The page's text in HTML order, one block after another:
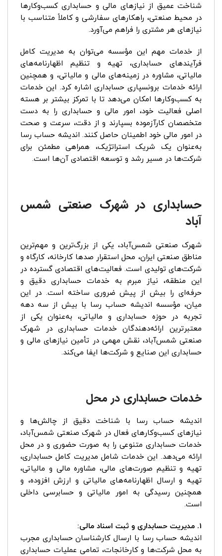
شناخت عمیق از نیازهای مالی و حسابداری کسب‌وکارها
در محیط صنعتی، راهکارهای سفارشی و کاملاً متناسب با
نیازهای هر مشتری را فراهم می‌آورد.
از خدمات مهم این مؤسسه می‌توان به مدیریت کامل
فرآیندهای حسابداری، تهیه و تنظیم اظهارنامه‌های
مالیاتی، مشاوره در زمینه‌های مالی و مالیاتی، و همچنین
ارائه خدمات برونسپاری حسابداری اشاره کرد. این خدمات
به کسب‌وکارها امکان می‌دهد تا با تمرکز بیشتر بر هسته
اصلی فعالیت خود، امور مالی و حسابداری را به دست
متخصصان کارآزموده بسپارند و از دقت، سرعت و صحت
در امور مالی خود اطمینان حاصل کنند. اندیشه حساب رسا
به‌عنوان یک شریک استراتژیک، همراهی مطمئن برای
شرکت‌ها در مسیر رشد و توسعه اقتصادی آن‌ها است.
حسابداری در شهرک صنعتی شمس
آباد
شهرک صنعتی شمس‌آباد، یکی از بزرگ‌ترین و مهم‌ترین
مناطق صنعتی ایران، محل استقرار صدها کارخانه، کارگاه و
شرکت‌های تولیدی است. فعالیت‌های اقتصادی گسترده در
این منطقه، نیاز مبرم به خدمات حسابداری دقیق و
حرفه‌ای را بیش از پیش ضروری ساخته است. در این
میان، مؤسسه اندیشه حساب رسا با بیش از سه دهه
تجربه در حوزه حسابداری و مالیاتی، به‌عنوان یکی از
معتبرترین ارائه‌دهندگان خدمات حسابداری در شهرک
صنعتی شمس‌آباد، نقش مهمی در تأمین نیازهای مالی و
حسابداری این صنایع و شرکت‌ها ایفا می‌کند.
خدمات حسابداری در محل
اندیشه حساب رسا با شناخت دقیق از چالش‌ها و
نیازهای کسب‌وکارهای فعال در شهرک صنعتی شمس‌آباد،
خدمات حسابداری متنوعی را به صورت حضوری و در محل
ارائه می‌دهد. این خدمات شامل مدیریت کامل حسابداری،
تهیه و تنظیم صورت‌های مالی، مشاوره مالی و مالیاتی،
تهیه و ارسال اظهارنامه‌های مالیاتی و ارزش افزوده، و
همچنین رسیدگی به امور مالیاتی و حسابرسی داخلی
است.
1. مدیریت حسابداری و ثبت اسناد مالی:
اندیشه حساب رسا با ارسال کارشناسان حسابداری مجرب
به محل شرکت‌ها و کارخانجات، تمامی عملیات حسابداری